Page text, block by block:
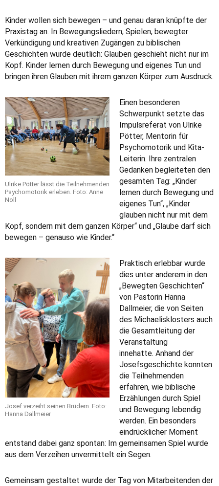
Kinder wollen sich bewegen – und genau daran knüpfte der
Praxistag an. In Bewegungsliedern, Spielen, bewegter
Verkündigung und kreativen Zugängen zu biblischen
Geschichten wurde deutlich: Glauben geschieht nicht nur im
Kopf. Kinder lernen durch Bewegung und eigenes Tun und
bringen ihren Glauben mit ihrem ganzen Körper zum Ausdruck.
Ulrike Pötter lässt die Teilnehmenden
Psychomotorik erleben. Foto: Anne
Noll
Einen besonderen
Schwerpunkt setzte das
Impulsreferat von Ulrike
Pötter, Mentorin für
Psychomotorik und Kita-
Leiterin. Ihre zentralen
Gedanken begleiteten den
gesamten Tag: „Kinder
lernen durch Bewegung und
eigenes Tun“, „Kinder
glauben nicht nur mit dem
Kopf, sondern mit dem ganzen Körper“ und „Glaube darf sich
bewegen – genauso wie Kinder.“
Josef verzeiht seinen Brüdern. Foto:
Hanna Dallmeier
Praktisch erlebbar wurde
dies unter anderem in den
„Bewegten Geschichten“
von Pastorin Hanna
Dallmeier, die von Seiten
des Michaelisklosters auch
die Gesamtleitung der
Veranstaltung
innehatte. Anhand der
Josefsgeschichte konnten
die Teilnehmenden
erfahren, wie biblische
Erzählungen durch Spiel
und Bewegung lebendig
werden. Ein besonders
eindrücklicher Moment
entstand dabei ganz spontan: Im gemeinsamen Spiel wurde
aus dem Verzeihen unvermittelt ein Segen.
Gemeinsam gestaltet wurde der Tag von Mitarbeitenden der